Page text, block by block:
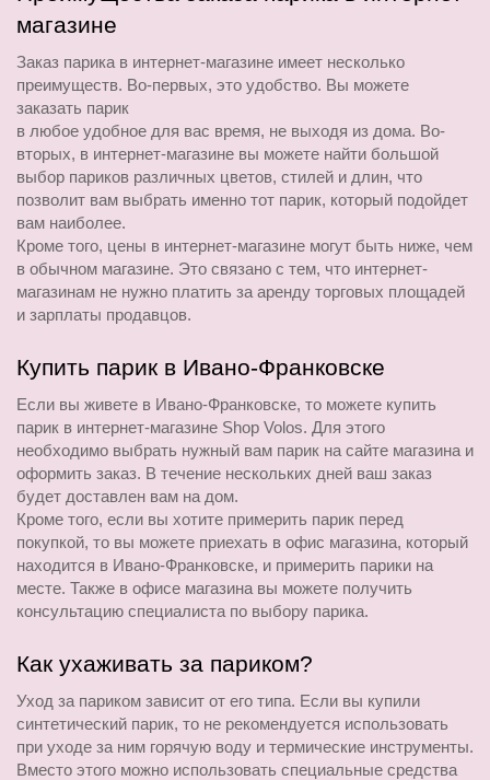
магазине
Заказ парика в интернет-магазине имеет несколько
преимуществ. Во-первых, это удобство. Вы можете
заказать парик
в любое удобное для вас время, не выходя из дома. Во-
вторых, в интернет-магазине вы можете найти большой
выбор париков различных цветов, стилей и длин, что
позволит вам выбрать именно тот парик, который подойдет
вам наиболее.
Кроме того, цены в интернет-магазине могут быть ниже, чем
в обычном магазине. Это связано с тем, что интернет-
магазинам не нужно платить за аренду торговых площадей
и зарплаты продавцов.
Купить парик в Ивано-Франковске
Если вы живете в Ивано-Франковске, то можете купить
парик в интернет-магазине Shop Volos. Для этого
необходимо выбрать нужный вам парик на сайте магазина и
оформить заказ. В течение нескольких дней ваш заказ
будет доставлен вам на дом.
Кроме того, если вы хотите примерить парик перед
покупкой, то вы можете приехать в офис магазина, который
находится в Ивано-Франковске, и примерить парики на
месте. Также в офисе магазина вы можете получить
консультацию специалиста по выбору парика.
Как ухаживать за париком?
Уход за париком зависит от его типа. Если вы купили
синтетический парик, то не рекомендуется использовать
при уходе за ним горячую воду и термические инструменты.
Вместо этого можно использовать специальные средства